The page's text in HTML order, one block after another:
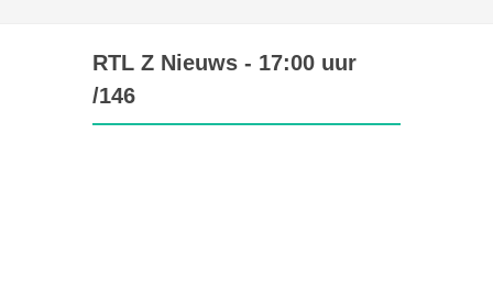
RTL Z Nieuws - 17:00 uur
/146